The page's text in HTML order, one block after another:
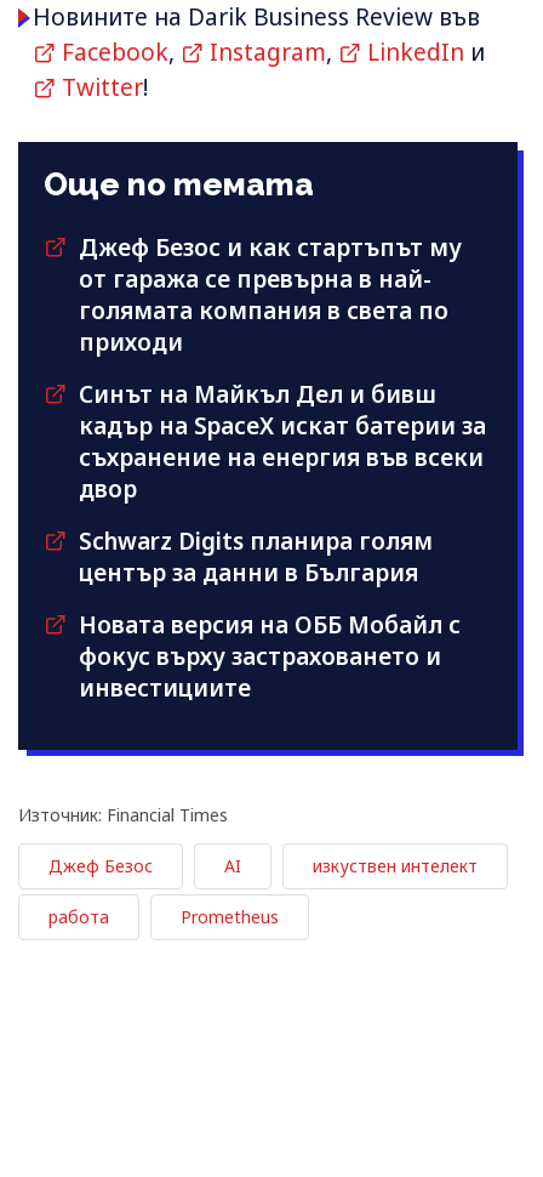
Новините на Darik Business Review във
Facebook, Instagram, LinkedIn и
Twitter!
Още по темата
Джеф Безос и как стартъпът му
от гаража се превърна в най-
голямата компания в света по
приходи
Синът на Майкъл Дeл и бивш
кадър на SpaceX искат батерии за
съхранение на енергия във всеки
двор
Schwarz Digits планира голям
център за данни в България
Новата версия на ОББ Мобайл с
фокус върху застраховането и
инвестициите
Източник: Financial Times
Джеф Безос AI изкуствен интелект
работа Prometheus